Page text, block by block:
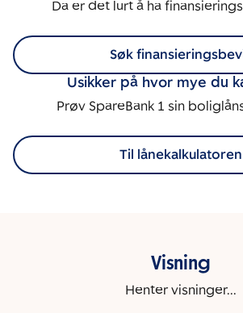
Da er det lurt å ha
Søk
Usikker på hvor mye du
Prøv SpareBank 1 sin
Til lånekalkulatoren
Visning
Henter visninger...